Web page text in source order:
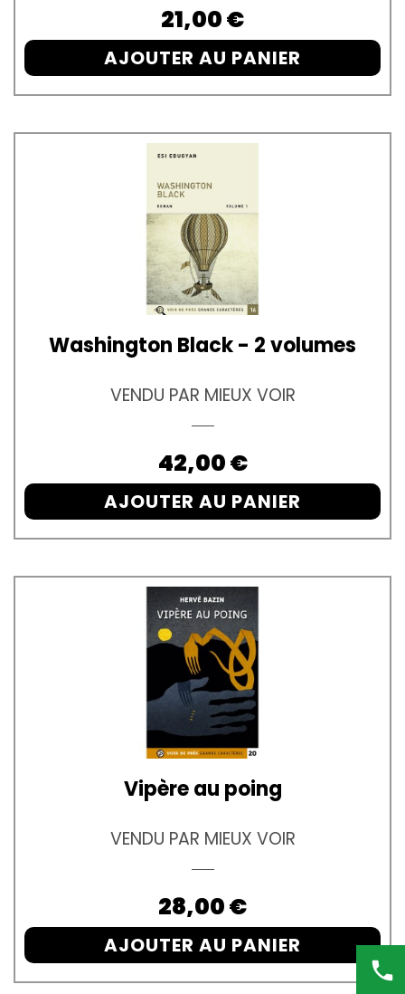
Prix
21,00 €
AJOUTER AU PANIER
Washington Black - 2 volumes
VENDU PAR MIEUX VOIR
Prix
42,00 €
AJOUTER AU PANIER
Vipère au poing
VENDU PAR MIEUX VOIR
Prix
28,00 €
AJOUTER AU PANIER
phone